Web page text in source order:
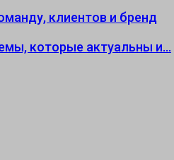
клиентов и бренд
которые актуальны и…